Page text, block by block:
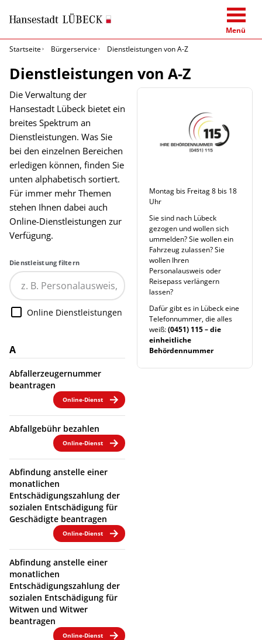
Menü
Startseite
Bürgerservice Dienstleistungen von A-Z
Dienstleistungen von A-Z
Die Verwaltung der
Hansestadt Lübeck bietet ein
breites Spektrum an
Dienstleistungen. Was Sie
bei den einzelnen Bereichen
erledigen können, finden Sie
unten alphabetisch sortiert.
Für immer mehr Themen
stehen Ihnen dabei auch
Online-Dienstleistungen zur
Verfügung.
Dienstleistung filtern
Online Dienstleistungen
A
Abfallerzeugernummer
beantragen
Online-Dienst
Abfallgebühr bezahlen
Online-Dienst
Abfindung anstelle einer
monatlichen
Entschädigungszahlung der
sozialen Entschädigung für
Geschädigte beantragen
Online-Dienst
Abfindung anstelle einer
monatlichen
Entschädigungszahlung der
sozialen Entschädigung für
Witwen und Witwer
beantragen
Online-Dienst
Montag bis Freitag 8 bis 18
Uhr
Sie sind nach Lübeck
gezogen und wollen sich
ummelden? Sie wollen ein
Fahrzeug zulassen? Sie
wollen Ihren
Personalausweis oder
Reisepass verlängern
lassen?
Dafür gibt es in Lübeck eine
Telefonnummer, die alles
weiß:(0451) 115 – die
einheitliche
Behördennummer